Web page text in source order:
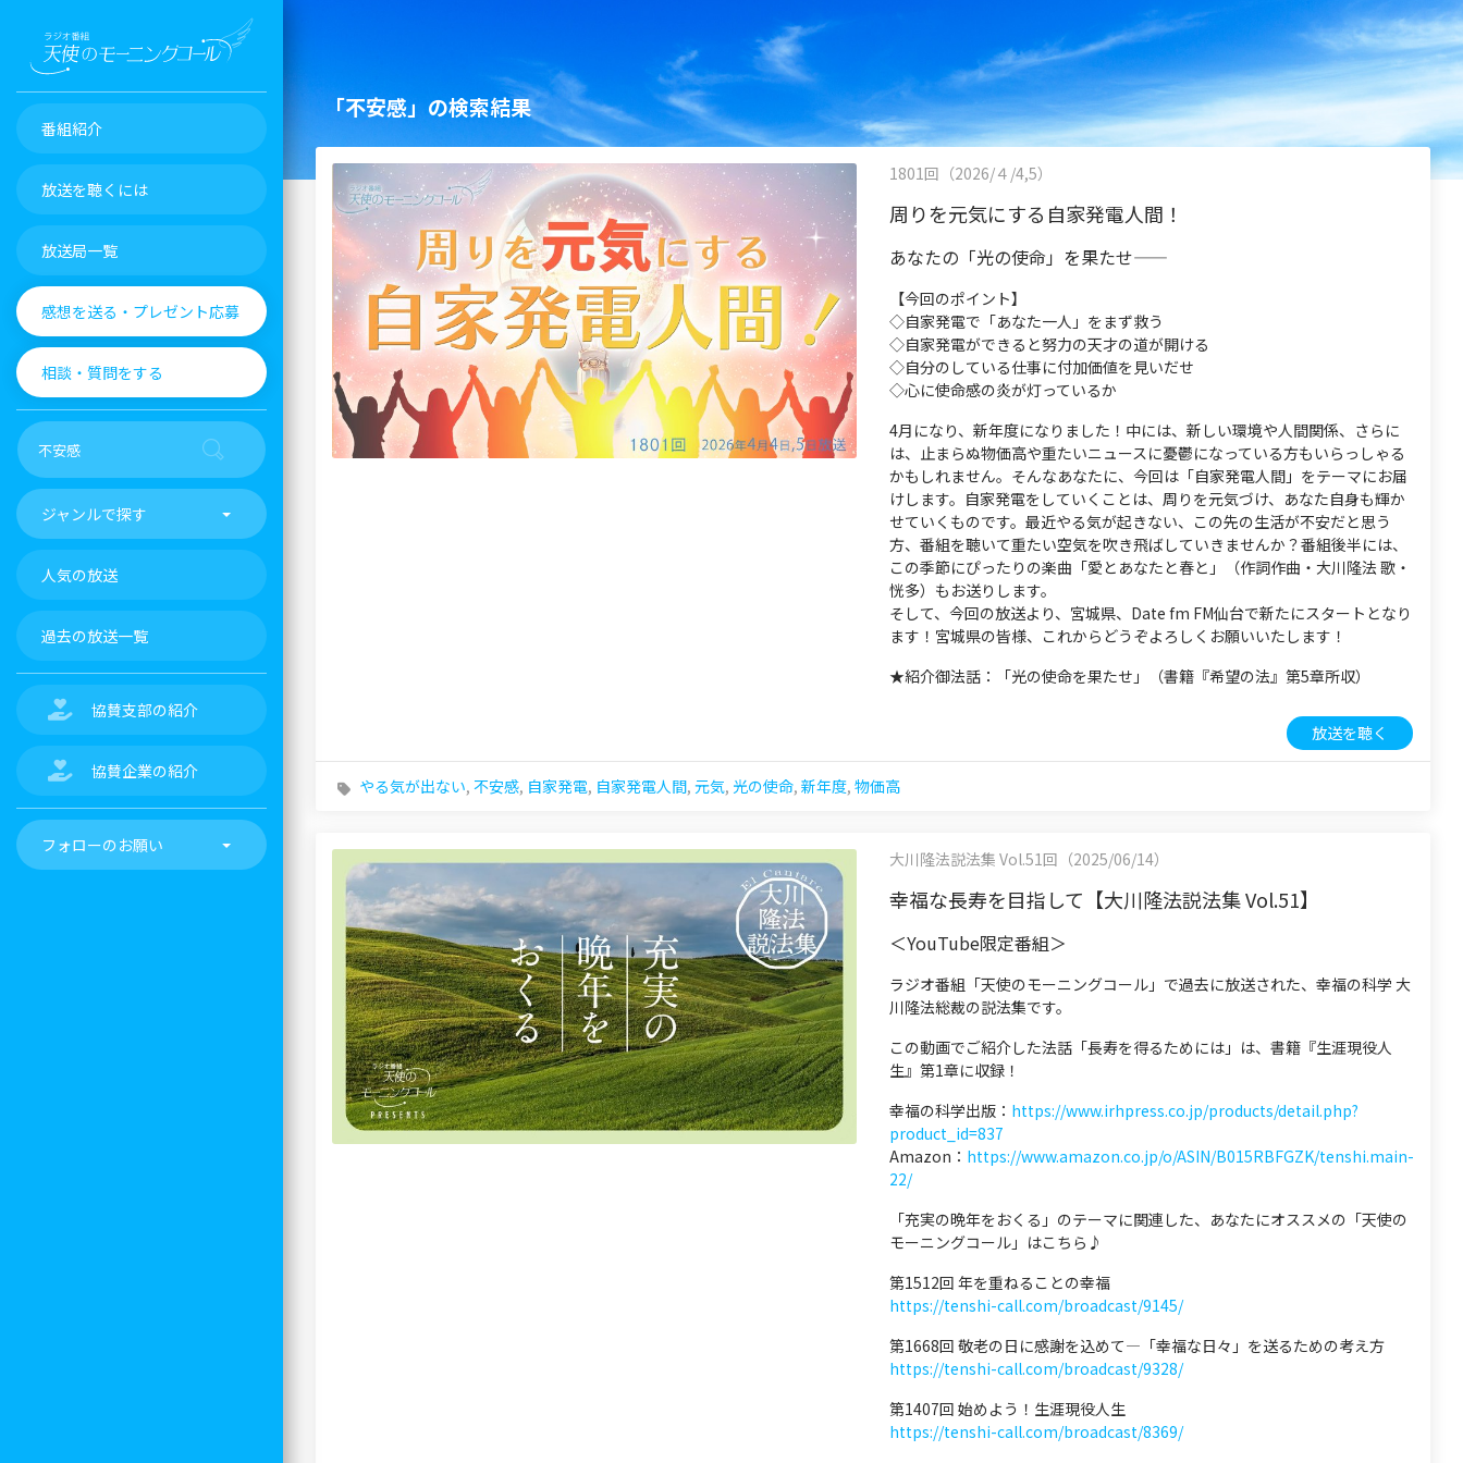
番組紹介
放送を聴くには
放送局一覧
感想を送る・プレゼント応募
相談・質問をする
ジャンルで探す
人気の放送
過去の放送一覧
協賛支部の紹介
協賛企業の紹介
フォローのお願い
「不安感」の検索結果
1801回（2026/４/4,5）
周りを元気にする自家発電人間！
あなたの「光の使命」を果たせ――
【今回のポイント】
◇自家発電で「あなた一人」をまず救う
◇自家発電ができると努力の天才の道が開ける
◇自分のしている仕事に付加価値を見いだせ
◇心に使命感の炎が灯っているか
4月になり、新年度になりました！中には、新しい環境や人間関係、さらに
は、止まらぬ物価高や重たいニュースに憂鬱になっている方もいらっしゃる
かもしれません。そんなあなたに、今回は「自家発電人間」をテーマにお届
けします。自家発電をしていくことは、周りを元気づけ、あなた自身も輝か
せていくものです。最近やる気が起きない、この先の生活が不安だと思う
方、番組を聴いて重たい空気を吹き飛ばしていきませんか？番組後半には、
この季節にぴったりの楽曲「愛とあなたと春と」（作詞作曲・大川隆法 歌・
恍多）もお送りします。
そして、今回の放送より、宮城県、Date fm FM仙台で新たにスタートとなり
ます！宮城県の皆様、これからどうぞよろしくお願いいたします！
★紹介御法話：「光の使命を果たせ」（書籍『希望の法』第5章所収）
放送を聴く
やる気が出ない, 不安感, 自家発電, 自家発電人間, 元気, 光の使命, 新年度, 物価高
大川隆法説法集 Vol.51回（2025/06/14）
幸福な長寿を目指して【大川隆法説法集 Vol.51】
＜YouTube限定番組＞
ラジオ番組「天使のモーニングコール」で過去に放送された、幸福の科学 大
川隆法総裁の説法集です。
この動画でご紹介した法話「長寿を得るためには」は、書籍『生涯現役人
生』第1章に収録！
幸福の科学出版： https://www.irhpress.co.jp/products/detail.php?
product_id=837
Amazon： https://www.amazon.co.jp/o/ASIN/B015RBFGZK/tenshi.main-
22/
「充実の晩年をおくる」のテーマに関連した、あなたにオススメの「天使の
モーニングコール」はこちら♪
第1512回 年を重ねることの幸福
https://tenshi-call.com/broadcast/9145/
第1668回 敬老の日に感謝を込めて―「幸福な日々」を送るための考え方
https://tenshi-call.com/broadcast/9328/
第1407回 始めよう！生涯現役人生
https://tenshi-call.com/broadcast/8369/